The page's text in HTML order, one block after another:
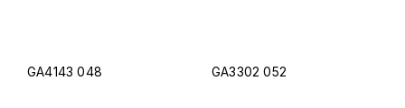
GA4143 048 GA3302 052